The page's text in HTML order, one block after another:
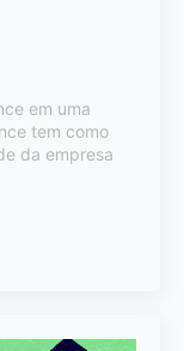
em uma
tem como
da empresa